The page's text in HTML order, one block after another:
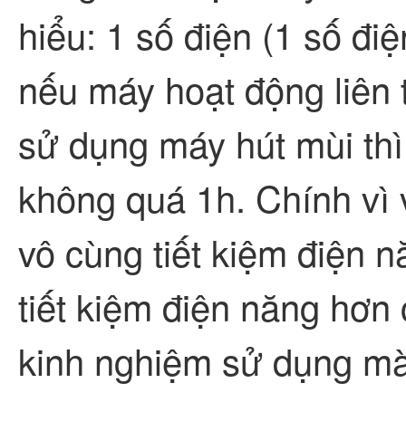
hiểu: 1 số điện (1 số
nếu máy hoạt động
sử dụng máy hút mùi
không quá 1h. Chính
vô cùng tiết kiệm điện
tiết kiệm điện năng
kinh nghiệm sử dụng